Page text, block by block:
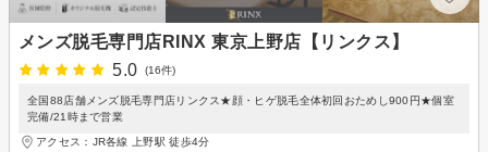
メンズ脱毛専門店RINX 東京上野店【リンクス】
5.0
(16件)
全国88店舗メンズ脱毛専門店リンクス★顔・ヒゲ脱毛全体初回おためし900円★個室
完備/21時まで営業
アクセス：JR各線 上野駅 徒歩4分